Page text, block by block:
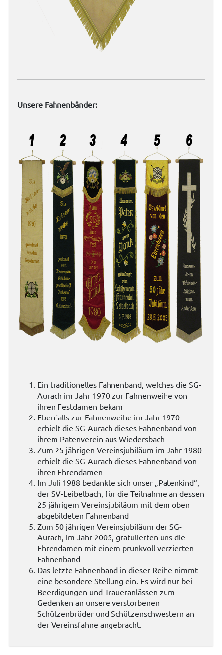
Unsere Fahnenbänder:
Ein traditionelles Fahnenband, welches die SG-
Aurach im Jahr 1970 zur Fahnenweihe von
ihren Festdamen bekam
Ebenfalls zur Fahnenweihe im Jahr 1970
erhielt die SG-Aurach dieses Fahnenband von
ihrem Patenverein aus Wiedersbach
Zum 25 jährigen Vereinsjubiläum im Jahr 1980
erhielt die SG-Aurach dieses Fahnenband von
ihren Ehrendamen
Im Juli 1988 bedankte sich unser „Patenkind“,
der SV-Leibelbach, für die Teilnahme an dessen
25 jährigem Vereinsjubiläum mit dem oben
abgebildeten Fahnenband
Zum 50 jährigen Vereinsjubiläum der SG-
Aurach, im Jahr 2005, gratulierten uns die
Ehrendamen mit einem prunkvoll verzierten
Fahnenband
Das letzte Fahnenband in dieser Reihe nimmt
eine besondere Stellung ein. Es wird nur bei
Beerdigungen und Traueranlässen zum
Gedenken an unsere verstorbenen
Schützenbrüder und Schützenschwestern an
der Vereinsfahne angebracht.